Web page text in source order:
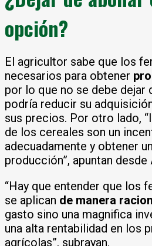
opción?
El agricultor sabe que los
necesarios para obtener
por lo que no se debe dejar
podría reducir su
sus precios. Por otro lado,
de los cereales son un
adecuadamente y obtener
producción”, apuntan desde
“Hay que entender que los
se aplican de manera
gasto sino una magnifica
una alta rentabilidad en los
agrícolas”, subrayan.